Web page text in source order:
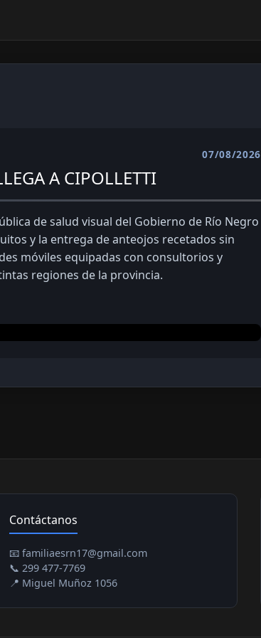
07/08/2026
A CIPOLLETTI
de salud visual del Gobierno de Río Negro
y la entrega de anteojos recetados sin
móviles equipadas con consultorios y
regiones de la provincia.
Contáctanos
📧 familiaesrn17@gmail.com
📞 299 477-7769
📍 Miguel Muñoz 1056